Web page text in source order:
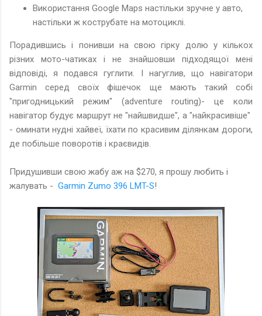
Використання Google Maps настільки зручне у авто,
настільки ж кострубате на мотоциклі.
Порадившись і понивши на свою гірку долю у кількох
різних мото-чатиках і не знайшовши підходящої мені
відповіді, я подався гуглити. І нагуглив, що навігатори
Garmin серед своїх фішечок ще мають такий собі
"пригодницький режим" (adventure routing)- це коли
навігатор будує маршрут не "найшвидше", а "найкрасивіше"
- оминати нудні хайвеї, їхати по красивим ділянкам дороги,
де побільше поворотів і краєвидів.
Придушивши свою жабу аж на $270, я прошу любить і
жалувать - Garmin Zumo 396 LMT-S!